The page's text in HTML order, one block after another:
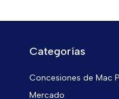
Categorías
Concesiones de Mac
Mercado